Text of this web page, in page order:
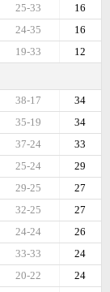
16
25-33
16
24-35
12
19-33
34
38-17
34
35-19
33
37-24
29
25-24
27
29-25
27
32-25
26
24-24
24
33-33
24
20-22